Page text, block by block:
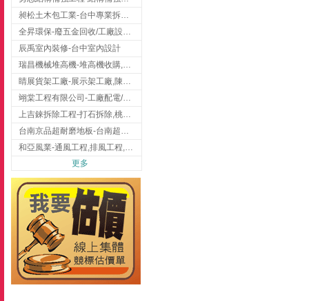
昶松土木包工業-台中專業拆除工程/挖土機出租
全昇環保-廢五金回收/工廠設備收購/機械設備回收/高價收購廠房設備
辰禹室內裝修-台中室內設計
瑞昌機械堆高機-堆高機收購,新北市堆高機,桃園堆高機
睛展貨架工廠-展示架工廠,陳列架,台中展示架工廠
翊棠工程有限公司-工廠配電/高雄消防機電公司
上吉錸拆除工程-打石拆除,桃園打石拆除,桃園拆除工程
台南京品超耐磨地板-台南超耐磨地板
和亞風業-通風工程,排風工程,彰化通風工程,彰化排風工程
更多